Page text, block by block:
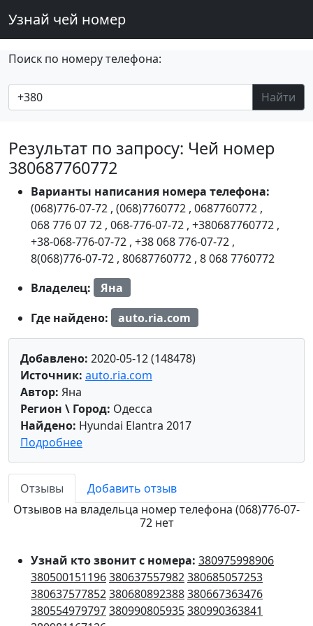
Узнай чей номер
Поиск по номеру телефона:
Найти
Результат по запросу: Чей номер
380687760772
Варианты написания номера телефона:
(068)776-07-72 , (068)7760772 , 0687760772 ,
068 776 07 72 , 068-776-07-72 , +380687760772 ,
+38-068-776-07-72 , +38 068 776-07-72 ,
8(068)776-07-72 , 80687760772 , 8 068 7760772
Владелец:
Яна
Где найдено:
auto.ria.com
Добавлено: 2020-05-12 (148478)
Источник: auto.ria.com
Автор: Яна
Регион \ Город: Одесса
Найдено: Hyundai Elantra 2017
Подробнее
Отзывы
Добавить отзыв
Отзывов на владельца номер телефона (068)776-07-
72 нет
Узнай кто звонит с номера: 380975998906
380500151196380637557982380685057253
380637577852380680892388380667363476
380554979797380990805935380990363841